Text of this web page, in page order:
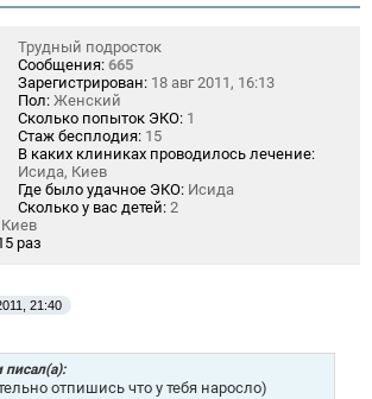
Трудный подросток
Сообщения: 665
Зарегистрирован: 18 авг 2011, 16:13
Пол: Женский
Сколько попыток ЭКО: 1
Стаж бесплодия: 15
В каких клиниках проводилось лечение:
Исида, Киев
Где было удачное ЭКО: Исида
Сколько у вас детей: 2
раз
21:40
отпишись что у тебя наросло)